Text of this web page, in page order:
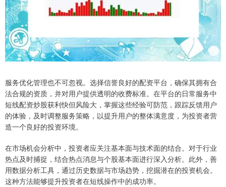
服务优化管理也不可忽视。选择信誉良好的配资平台，确保其拥有合
法合规的资质，并对用户提供透明的收费标准。在平台的日常服务中
短线配资炒股获利快但风险大，掌握这些经验可防范，跟踪反馈用户
的体验，及时调整服务策略，以提升用户的整体满意度，为投资者营
造一个良好的投资环境。
在市场机会分析中，投资者应关注基本面与技术面的结合。对于行业
热点及时捕捉，结合热点消息与个股基本面进行深入分析。此外，善
用数据分析工具，通过历史数据与市场趋势，挖掘潜在的投资机会。
这种方法能够提升投资者在短线操作中的成功率。